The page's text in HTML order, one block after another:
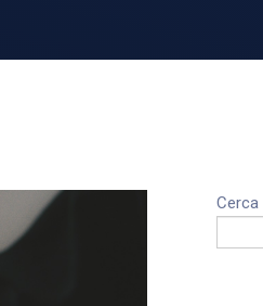
Cerca